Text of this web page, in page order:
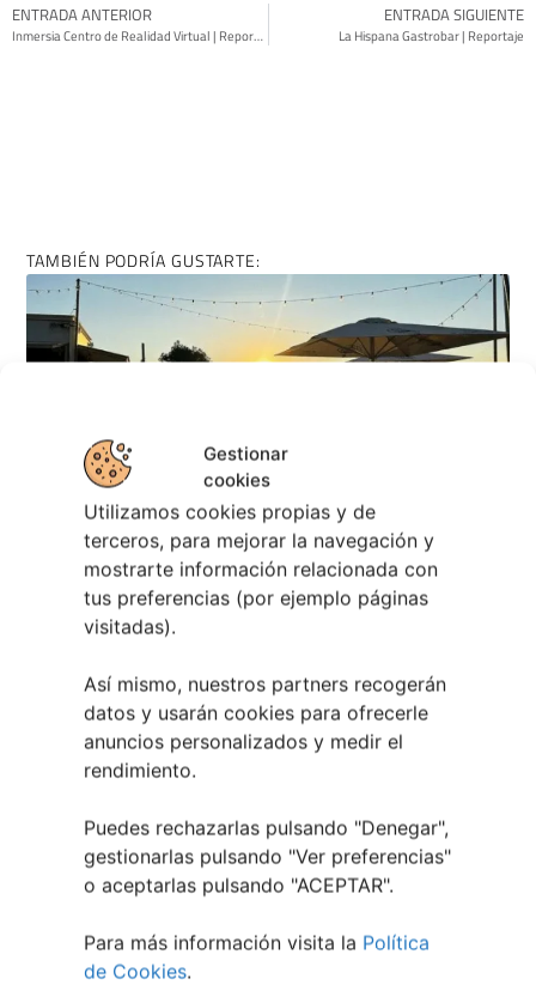
Gestionar
cookies
Utilizamos cookies propias y de
terceros, para mejorar la navegación y
mostrarte información relacionada con
tus preferencias (por ejemplo páginas
visitadas).
Así mismo, nuestros partners recogerán
datos y usarán cookies para ofrecerle
anuncios personalizados y medir el
rendimiento.
Puedes rechazarlas pulsando "Denegar",
gestionarlas pulsando "Ver preferencias"
o aceptarlas pulsando "ACEPTAR".
Para más información visita la Política
de Cookies.
ENTRADA ANTERIOR
Inmersia Centro de Realidad Virtual | Reportaje
ENTRADA SIGUIENTE
La Hispana Gastrobar | Reportaje
TAMBIÉN PODRÍA GUSTARTE:
Regresan los Conciertos a los Chiringuitos
de Vigo
5 agosto, 2026